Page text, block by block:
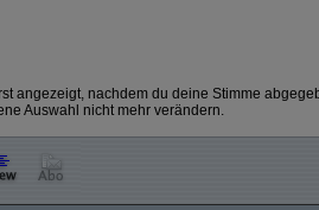
angezeigt, nachdem du deine Stimme
Auswahl nicht mehr verändern.